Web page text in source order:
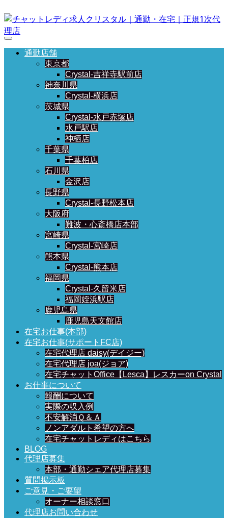
通勤店舗
東京都
Crystal-吉祥寺駅前店
神奈川県
Crystal-横浜店
茨城県
Crystal-水戸赤塚店
水戸駅店
神栖店
千葉県
千葉柏店
石川県
金沢店
長野県
Crystal-長野松本店
大阪府
難波・心斎橋店本部
宮崎県
Crystal-宮崎店
熊本県
Crystal-熊本店
福岡県
Crystal-久留米店
福岡姪浜駅店
鹿児島県
鹿児島天文館店
在宅お仕事(本部)
在宅お仕事(サポートFC店)
在宅代理店 daisy(デイジー)
在宅代理店 joa(ジョア)
在宅チャットOffice【Lesca】レスカーon Crystal
お仕事について
報酬について
実際の収入例
不安解消Ｑ＆Ａ
ノンアダルト希望の方へ
在宅チャットレディはこちら
BLOG
代理店募集
本部・通勤シェア代理店募集
質問掲示板
ご意見・ご要望
オーナー相談窓口
代理店お問い合わせ